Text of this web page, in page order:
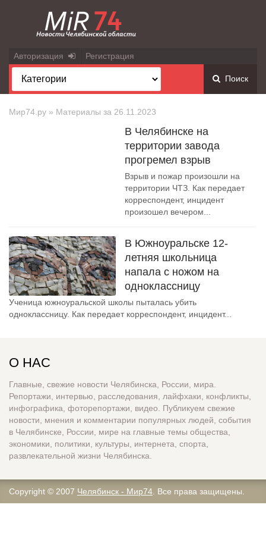
Авторизация Регистрация
Поиск
Мир74.ру » Материалы за 26.11.2023
В Челябинске на
территории завода
прогремел взрыв
Взрыв и пожар произошли на
территории ЧТЗ. Как передает
корреспондент, инцидент
произошел вечером...
В Южноуральске 12-
летняя школьница
напала с ножом на
одноклассницу
Ученица южноуральской школы пыталась убить
одноклассницу. Как передает корреспондент, инцидент...
О НАС
Главные, свежие новости Челябинска, России, мира.
Репортажи, интервью, расследования, лайфхаки, конфликты,
инфографика, фоторепортажи, видео. Публикуем свежие
новости, мнения и комментарии популярных людей, события
в Челябинске, России, мире на главные темы общества,
экономики, политики, культуры, интернета, спорта,
развлекательной жизни Челябинска.
Copyright © 2007 Челябинск - Мир74 . Все права защищены.